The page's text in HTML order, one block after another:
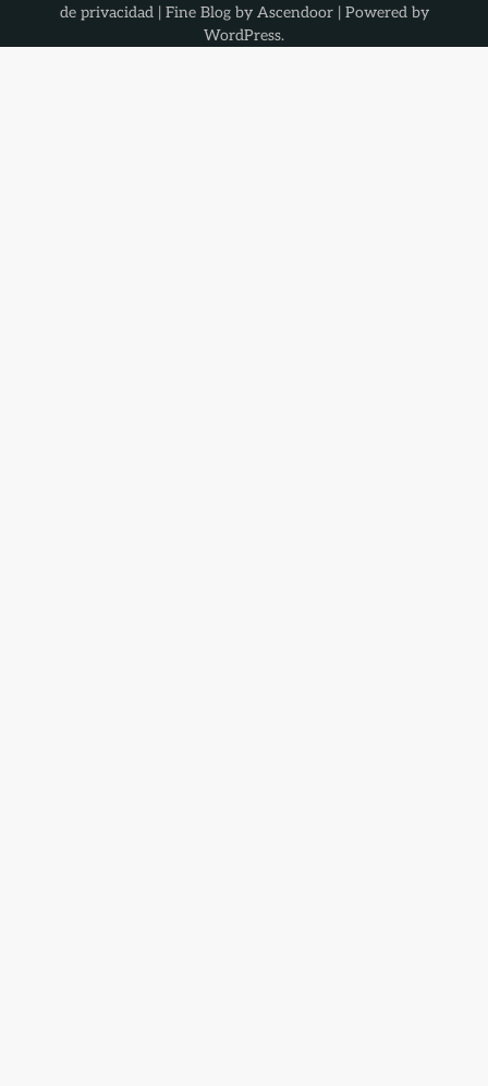
de privacidad| Fine Blog by Ascendoor| Powered by
WordPress.